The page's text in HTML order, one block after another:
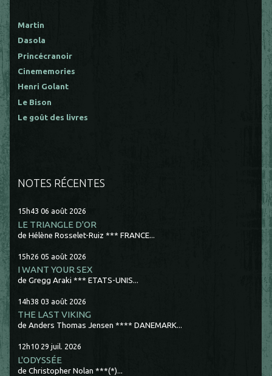
Martin
Dasola
Princécranoir
Cinememories
Henri Golant
Le Bison
Le goût des livres
NOTES RÉCENTES
15h43 06 août 2026
LE TRIANGLE D'OR
de Hélène Rosselet-Ruiz *** FRANCE...
15h26 05 août 2026
I WANT YOUR SEX
de Gregg Araki *** ETATS-UNIS...
14h38 03 août 2026
THE LAST VIKING
de Anders Thomas Jensen **** DANEMARK...
12h10 29 juil. 2026
L'ODYSSÉE
de Christopher Nolan ***(*)...